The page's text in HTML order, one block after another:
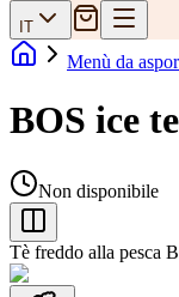
IT
Menù da
BOS ice
Non disponibile
Tè freddo alla pesca